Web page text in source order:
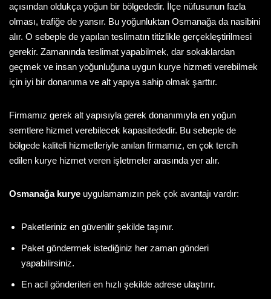
açısından oldukça yoğun bir bölgededir. İlçe nüfusunun fazla
olması, trafiğe de yansır. Bu yoğunluktan Osmanağa da nasibini
alır. O sebeple de yapılan teslimatın titizlikle gerçekleştirilmesi
gerekir. Zamanında teslimat yapabilmek, dar sokaklardan
geçmek ve insan yoğunluğuna uygun kurye hizmeti verebilmek
için iyi bir donanıma ve alt yapıya sahip olmak şarttır.
Firmamız gerek alt yapısıyla gerek donanımıyla en yoğun
semtlere hizmet verebilecek kapasitededir. Bu sebeple de
bölgede kaliteli hizmetleriyle anılan firmamız, en çok tercih
edilen kurye hizmet veren işletmeler arasında yer alır.
Osmanağa kurye uygulamamızın pek çok avantajı vardır:
Paketleriniz en güvenilir şekilde taşınır.
Paket göndermek istediğiniz her zaman gönderi
yapabilirsiniz.
En acil gönderileri en hızlı şekilde adrese ulaştırır.